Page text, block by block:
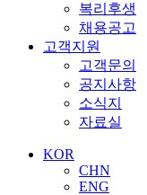
복리후생
채용공고
고객지원
고객문의
공지사항
소식지
자료실
KOR
CHN
ENG